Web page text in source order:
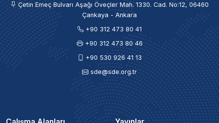
Çetin Emeç Bulvarı Aşağı Öveçler Mah. 1330. Cad. No:12, 06460
Çankaya - Ankara
+90 312 473 80 41
+90 312 473 80 46
+90 530 926 41 13
sde@sde.org.tr